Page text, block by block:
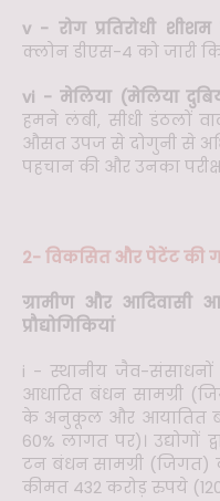
v - रोग प्रतिरोधी
क्लोन डीएस-4 को जारी
vi - मेलिया (मेलिया
हमने लंबी, सीधी डंठलों
औसत उपज से दोगुनी से
पहचान की और उनका
2- विकसित और पेटेंट की गई
ग्रामीण और आदिवासी
प्रौद्योगिकियां
i - स्थानीय जैव-
आधारित बंधन सामग्री
के अनुकूल और आयातित
60% लागत पर)। उद्योगों
टन बंधन सामग्री (जिगत)
कीमत 432 करोड़ रुपये